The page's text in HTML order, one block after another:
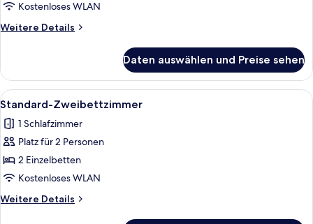
Kostenloses WLAN
Weitere Details
Weitere
Daten auswählen und Preise sehen
Alle
Fotos
für
Standard-
Zweibettzimmer
anzeigen
Ein Hotelzimmer mit zwei
10
Standard-Zweibettzimmer
1 Schlafzimmer
Platz für 2 Personen
2 Einzelbetten
Kostenloses WLAN
Weitere Details
Weitere